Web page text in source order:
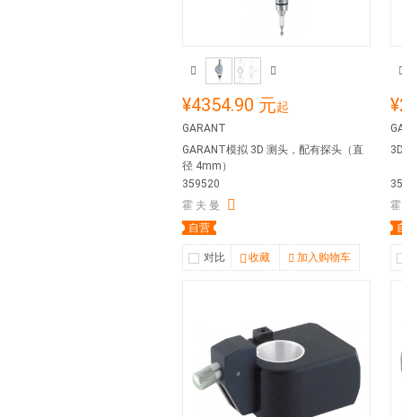
¥4354.90 元起
GARANT
GARANT模拟 3D 测头，配有探头（直
径 4mm）
359520
霍 夫 曼
自营
对比 收藏 加入购物车